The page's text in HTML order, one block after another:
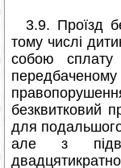
3.9. Проїзд
тому числі
собою сплату
безквитковий
для
але з